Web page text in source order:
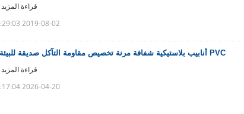
قراءة المزيد
2019-08-02 16:29:03
PVC أنابيب بلاستيكية شفافة مرنة تخصيص مقاومة التآكل صديقة للبيئة
قراءة المزيد
2026-04-20 22:17:04